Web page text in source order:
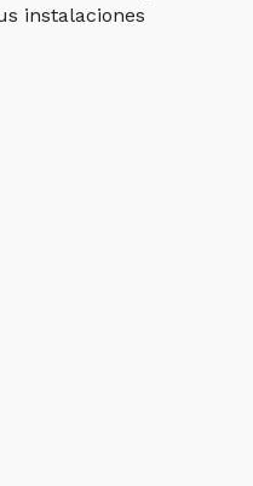
instalaciones